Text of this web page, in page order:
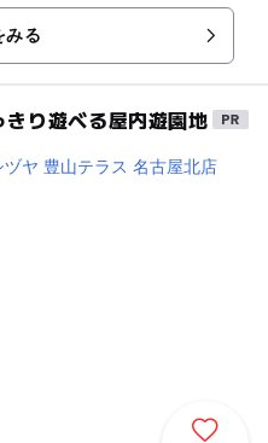
みる
り遊べる屋内遊園地